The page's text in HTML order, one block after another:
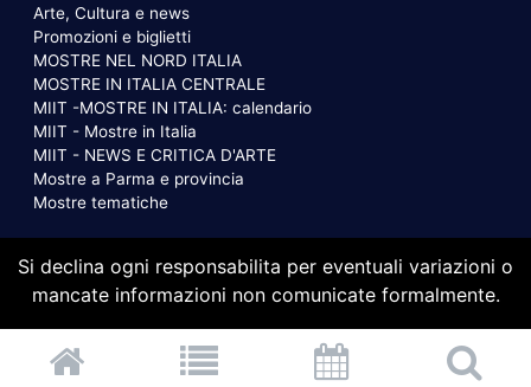
Arte, Cultura e news
Promozioni e biglietti
MOSTRE NEL NORD ITALIA
MOSTRE IN ITALIA CENTRALE
MIIT -MOSTRE IN ITALIA: calendario
MIIT - Mostre in Italia
MIIT - NEWS E CRITICA D'ARTE
Mostre a Parma e provincia
Mostre tematiche
Si declina ogni responsabilita per eventuali variazioni o
mancate informazioni non comunicate formalmente.